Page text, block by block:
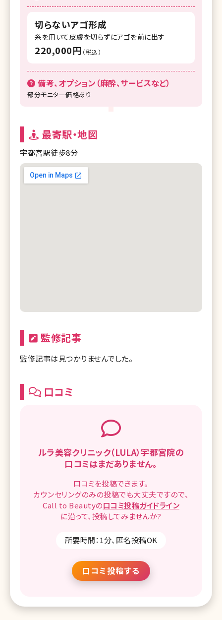
切らないアゴ形成
糸を用いて皮膚を切らずにアゴを前に出す
220,000円 （税込）
備考、オプション（麻酔、サービスなど）
部分モニター価格あり
最寄駅・地図
宇都宮駅徒歩8分
監修記事
監修記事は見つかりませんでした。
口コミ
ルラ美容クリニック（LULA）宇都宮院の
口コミはまだありません。
口コミを投稿できます。
カウンセリングのみの投稿でも大丈夫ですので、
Call to Beautyの口コミ投稿ガイドライン
に沿って、 投稿してみませんか?
所要時間：1分、匿名投稿OK
口コミ投稿する